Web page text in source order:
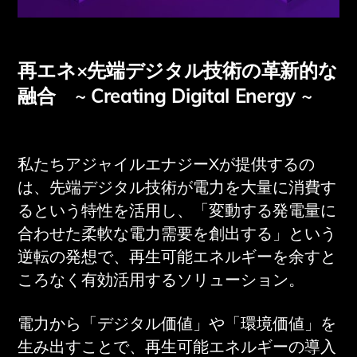
再エネ×先端デジタル技術の革新的な
融合 ~ Creating Digital Energy ~
私たちアジャイルエナジーXが提供するの
は、先端デジタル技術が電力を大量に消費す
るという特性を活用し、「変動する発電量に
合わせた柔軟な電力需要を創出する」という
逆転の発想で、再生可能エネルギーを余すと
ころなく有効活用するソリューション。
電力から「デジタル価値」や「環境価値」を
生み出すことで、再生可能エネルギーの導入